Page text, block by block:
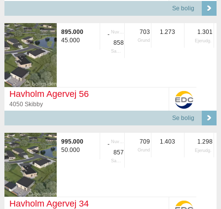
Se bolig
895.000
45.000
- Nuvær.
858
Samlet
703
Grund
1.273 1.301
Ejerudg.
Havholm Agervej 56
4050 Skibby
Se bolig
995.000
50.000
- Nuvær.
857
Samlet
709
Grund
1.403 1.298
Ejerudg.
Havholm Agervej 34